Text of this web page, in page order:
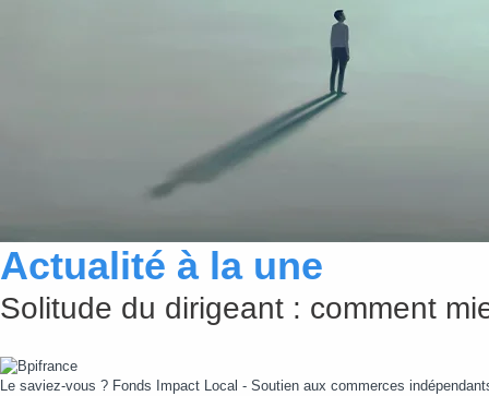
Un enjeu invisible mais pourtant bien réel Équipement informatique,
Actualité à la une
Solitude du dirigeant : comment
Le saviez-vous ? Fonds Impact Local - Soutien aux commerces